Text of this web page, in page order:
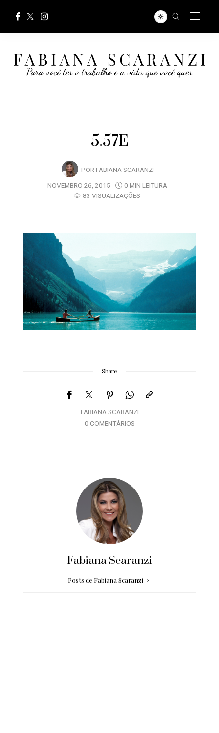
5.57E
POR FABIANA SCARANZI
NOVEMBRO 26, 2015
0 MIN LEITURA
83 VISUALIZAÇÕES
Share
FABIANA SCARANZI
0 COMENTÁRIOS
Fabiana Scaranzi
Posts de Fabiana Scaranzi